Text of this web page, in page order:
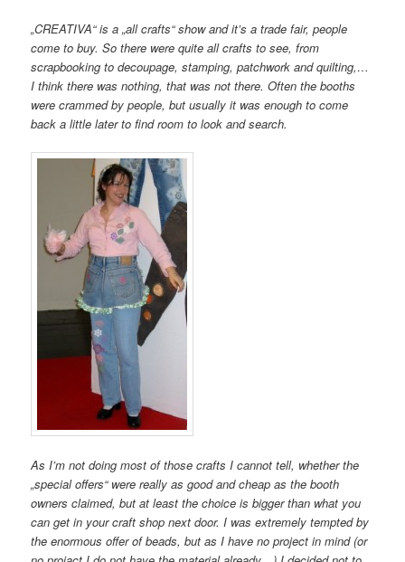
„CREATIVA“ is a „all crafts“ show and it’s a trade fair, people
come to buy. So there were quite all crafts to see, from
scrapbooking to decoupage, stamping, patchwork and quilting,…
I think there was nothing, that was not there. Often the booths
were crammed by people, but usually it was enough to come
back a little later to find room to look and search.
As I’m not doing most of those crafts I cannot tell, whether the
„special offers“ were really as good and cheap as the booth
owners claimed, but at least the choice is bigger than what you
can get in your craft shop next door. I was extremely tempted by
the enormous offer of beads, but as I have no project in mind (or